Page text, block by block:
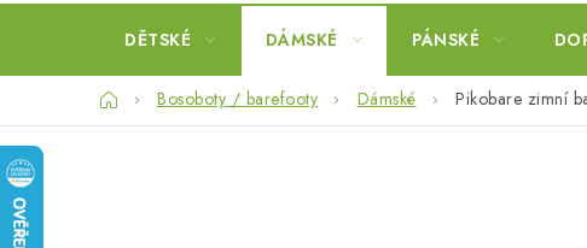
DĚTSKÉ DÁMSKÉ PÁNSKÉ
DomůBosoboty / barefooty Dámské Pikobare zimní